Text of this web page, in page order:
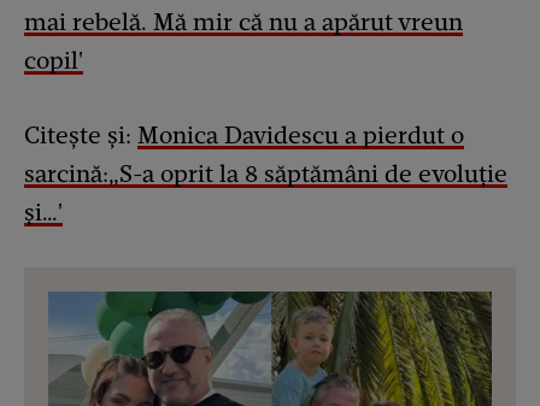
mai rebelă. Mă mir că nu a apărut vreun
copil'
Citește și: Monica Davidescu a pierdut o
sarcină:„S-a oprit la 8 săptămâni de evoluție
și…'